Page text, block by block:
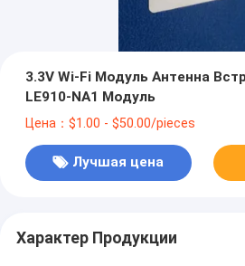
3.3V Wi-Fi Модуль Антенна
LE910-NA1 Модуль
Цена：$1.00 - $50.00/pieces
Лучшая цена
Характер Продукции